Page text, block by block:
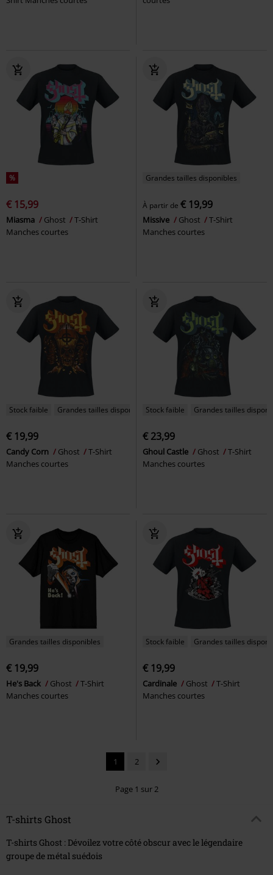
%
€ 15,99
Miasma Ghost
T-Shirt
Manches courtes
Grandes tailles disponibles
À partir de € 19,99
Missive Ghost
T-Shirt
Manches courtes
Stock faible Grandes tailles disponibles
€ 19,99
Candy Corn Ghost
T-Shirt
Manches courtes
Stock faible Grandes tailles
€ 23,99
Ghoul Castle Ghost
T-Shirt
Manches courtes
Grandes tailles disponibles
€ 19,99
He's Back Ghost
T-Shirt
Manches courtes
Stock faible Grandes tailles
€ 19,99
Cardinale Ghost
T-Shirt
Manches courtes
1 2
Page 1 sur 2
T-shirts Ghost
T-shirts Ghost : Dévoilez votre côté obscur avec le légendaire
groupe de métal suédois